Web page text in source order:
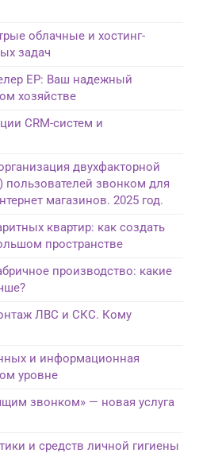
облачные и хостинг-
задач
EP: Ваш надежный
хозяйстве
CRM-систем и
двухфакторной
пользователей звонком для
магазинов. 2025 год.
квартир: как создать
пространстве
производство: какие
ЛВС и СКС. Кому
и информационная
уровне
звонком» — новая услуга
и средств личной гигиены